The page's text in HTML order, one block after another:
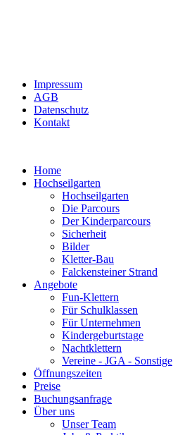
Impressum
AGB
Datenschutz
Kontakt
Home
Hochseilgarten
Hochseilgarten
Die Parcours
Der Kinderparcours
Sicherheit
Bilder
Kletter-Bau
Falckensteiner Strand
Angebote
Fun-Klettern
Für Schulklassen
Für Unternehmen
Kindergeburtstage
Nachtklettern
Vereine - JGA - Sonstige
Öffnungszeiten
Preise
Buchungsanfrage
Über uns
Unser Team